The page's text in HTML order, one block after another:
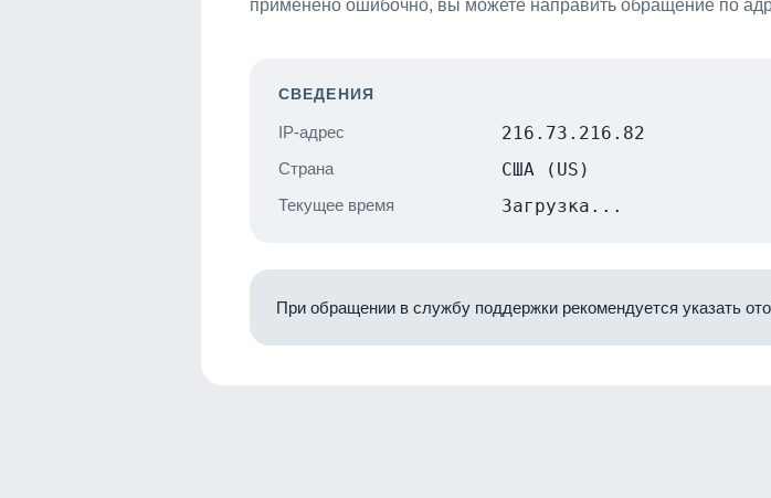
применено ошибочно, вы можете направить обращение по
СВЕДЕНИЯ
IP-адрес 216.73.216.82
Страна США (US)
Текущее время Загрузка...
При обращении в службу поддержки рекомендуется указать